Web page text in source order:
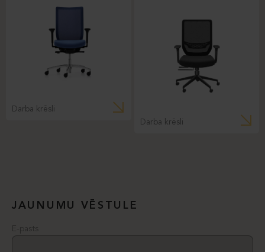
Darba krēsli
Darba krēsli
JAUNUMU VĒSTULE
E-pasts